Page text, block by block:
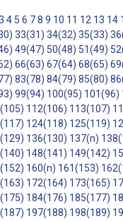
4 5 6 78 9 10 11 12 13 14
33(31) 34(32) 35(33)
49(47) 50(48) 51(49)
66(63) 67(64) 68(65)
83(78) 84(79) 85(80)
99(94) 100(95) 101(96)
112(106) 113(107)
124(118) 125(119)
136(130) 137(n)
148(141) 149(142)
160(n) 161(153)
172(164) 173(165)
184(176) 185(177)
197(188) 198(189)